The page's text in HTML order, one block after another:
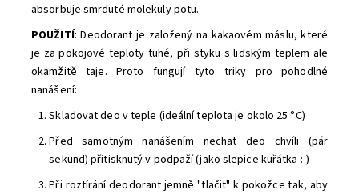
absorbuje smrduté molekuly potu.
POUŽITÍ: Deodorant je založený na kakaovém máslu, které
je za pokojové teploty tuhé, při styku s lidským teplem ale
okamžitě taje. Proto fungují tyto triky pro pohodlné
nanášení:
Skladovat deo v teple (ideální teplota je okolo 25 °C)
Před samotným nanášením nechat deo chvíli (pár
sekund) přitisknutý v podpaží (jako slepice kuřátka :-)
Při roztírání deodorant jemně "tlačit" k pokožce tak, aby